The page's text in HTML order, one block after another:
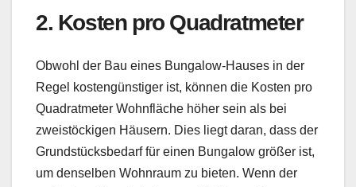
2. Kosten pro Quadratmeter
Obwohl der Bau eines Bungalow-Hauses in der
Regel kostengünstiger ist, können die Kosten pro
Quadratmeter Wohnfläche höher sein als bei
zweistöckigen Häusern. Dies liegt daran, dass der
Grundstücksbedarf für einen Bungalow größer ist,
um denselben Wohnraum zu bieten. Wenn der